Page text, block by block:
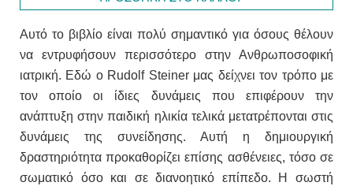
Αυτό το βιβλίο είναι πολύ σημαντικό για όσους θέλουν
να εντρυφήσουν περισσότερο στην Ανθρωποσοφική
ιατρική. Εδώ ο Rudolf Steiner μας δείχνει τον τρόπο με
τον οποίο οι ίδιες δυνάμεις που επιφέρουν την
ανάπτυξη στην παιδική ηλικία τελικά μετατρέπονται στις
δυνάμεις της συνείδησης. Αυτή η δημιουργική
δραστηριότητα προκαθορίζει επίσης ασθένειες, τόσο σε
σωματικό όσο και σε διανοητικό επίπεδο. Η σωστή